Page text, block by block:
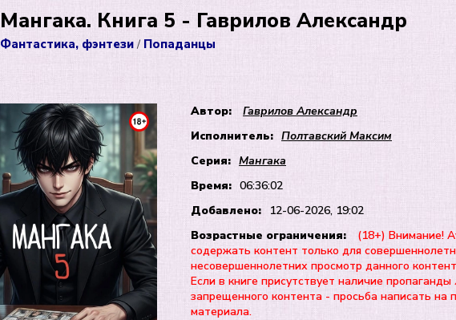
Мангака. Книга 5 - Гаврилов Александр
Фантастика, фэнтези/ Попаданцы
Автор:
Гаврилов Александр
Исполнитель: Полтавский Максим
Серия: Мангака
Время: 06:36:02
Добавлено:
12-06-2026, 19:02
Возрастные ограничения:
(18+) Внимание!
содержать контент только для
несовершеннолетних просмотр данного
Если в книге присутствует наличие
запрещенного контента - просьба написать на
материала.